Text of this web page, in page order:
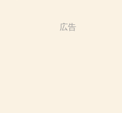
広告